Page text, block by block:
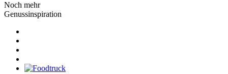
Noch mehr
Genussinspiration